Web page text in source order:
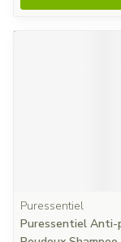
Puressentiel
Puressentiel Anti-